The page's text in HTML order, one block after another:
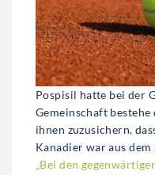
Pospisil hatte bei der
Gemeinschaft
ihnen zuzusichern,
Kanadier war aus
„Bei den